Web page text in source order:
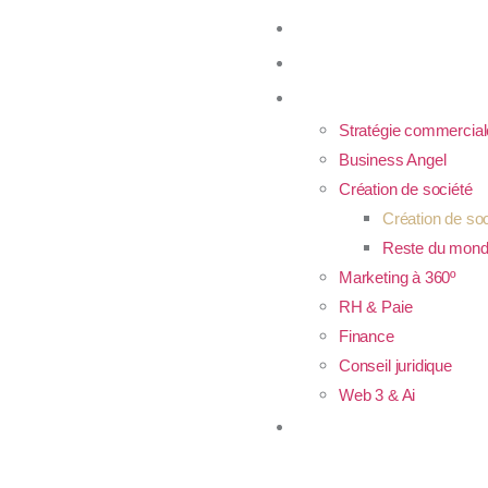
Stratégie
Business Angel
Création de société
Création de
Reste du
Marketing à 360º
RH & Paie
Finance
Conseil juridique
Web 3 & Ai